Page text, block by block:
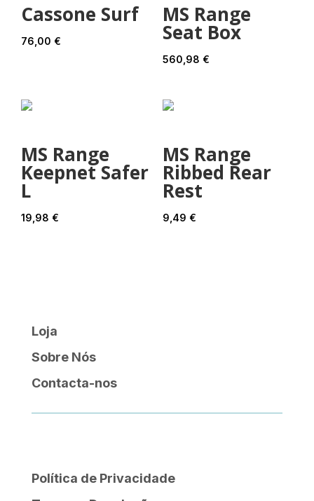
Cassone Surf
76,00 €
MS Range
Seat Box
560,98 €
MS Range
Keepnet Safer
L
19,98 €
MS Range
Ribbed Rear
Rest
9,49 €
Loja
Sobre Nós
Contacta-nos
Política de Privacidade